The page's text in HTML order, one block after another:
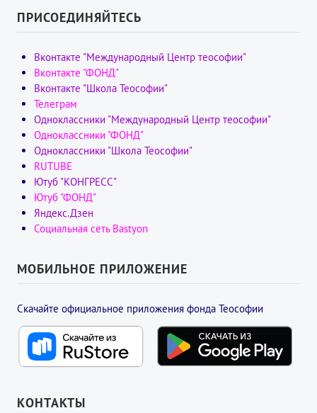
ПРИСОЕДИНЯЙТЕСЬ
Вконтакте "Международный Центр теософии"
Вконтакте "ФОНД"
Вконтакте "Школа Теософии"
Телеграм
Одноклассники "Международный Центр теософии"
Одноклассники "ФОНД"
Одноклассники "Школа Теософии"
RUTUBE
Ютуб "КОНГРЕСС"
Ютуб "ФОНД"
Яндекс.Дзен
Социальная сеть Bastyon
МОБИЛЬНОЕ ПРИЛОЖЕНИЕ
Скачайте официальное приложения фонда Теософии
КОНТАКТЫ